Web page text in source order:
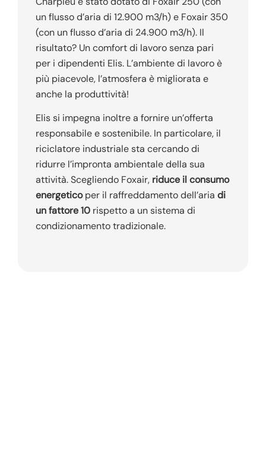
un flusso d’aria di 12.900 m3/h) e Foxair 350
(con un flusso d’aria di 24.900 m3/h). Il
risultato? Un comfort di lavoro senza pari
per i dipendenti Elis. L’ambiente di lavoro è
più piacevole, l’atmosfera è migliorata e
anche la produttività!
Elis si impegna inoltre a fornire un’offerta
responsabile e sostenibile. In particolare, il
riciclatore industriale sta cercando di
ridurre l’impronta ambientale della sua
attività. Scegliendo Foxair, riduce il consumo
energeticoper il raffreddamento dell’aria di
un fattore 10 rispetto a un sistema di
condizionamento tradizionale.